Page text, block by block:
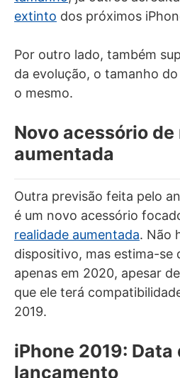
extinto dos próximos
Por outro lado, também
da evolução, o tamanho do
o mesmo.
Novo acessório
aumentada
Outra previsão feita pelo
é um novo acessório
realidade aumentada. Não
dispositivo, mas estima-se
apenas em 2020, apesar
que ele terá
2019.
iPhone 2019: Data
lançamento